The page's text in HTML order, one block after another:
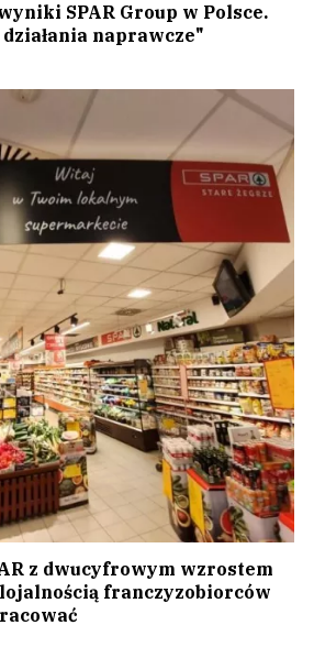
SPAR Group w Polsce.
naprawcze"
z dwucyfrowym wzrostem
franczyzobiorców